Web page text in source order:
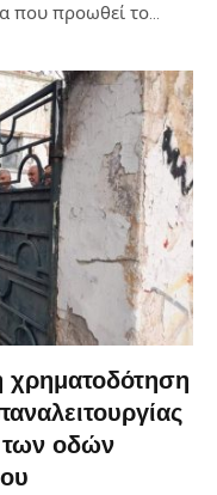
που προωθεί το…
χρηματοδότηση
των οδών